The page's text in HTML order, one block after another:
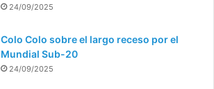
24/09/2025
Colo Colo sobre el largo receso por el
Mundial Sub-20
24/09/2025